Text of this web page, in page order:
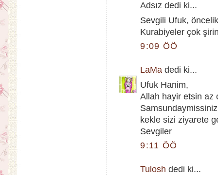
Adsız dedi ki...
Sevgili Ufuk,
Kurabiyeler çok
9:09 ÖÖ
LaMa dedi ki...
Ufuk Hanim,
Allah hayir etsin az
kekle sizi ziyarete
Sevgiler
9:11 ÖÖ
Tulosh dedi ki...